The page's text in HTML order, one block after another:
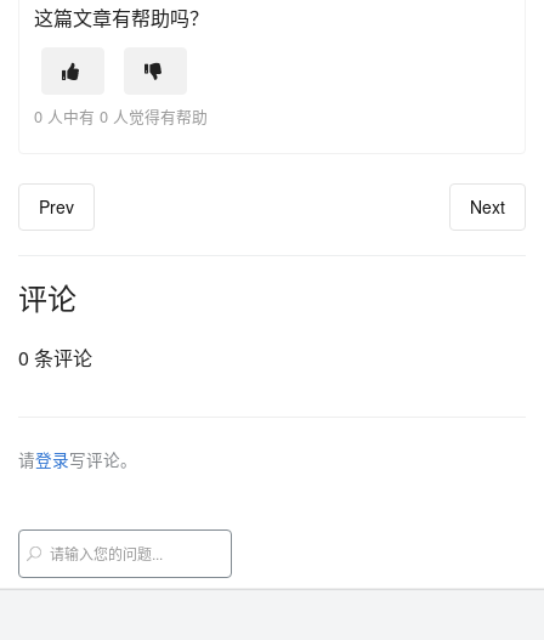
这篇文章有帮助吗？
0 人中有 0 人觉得有帮助
Prev Next
评论
0 条评论
请登录写评论。